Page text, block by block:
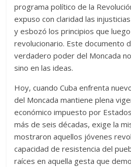
programa político de la
expuso con claridad las
y esbozó los principios que
revolucionario. Este documento
verdadero poder del Moncada
sino en las ideas.
Hoy, cuando Cuba enfrenta
del Moncada mantiene plena
económico impuesto por
más de seis décadas, exige la
mostraron aquellos jóvenes
capacidad de resistencia del
raíces en aquella gesta que